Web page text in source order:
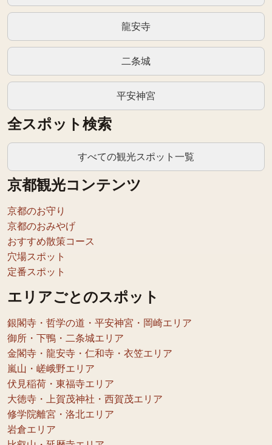
龍安寺
二条城
平安神宮
全スポット検索
すべての観光スポット一覧
京都観光コンテンツ
京都のお守り
京都のおみやげ
おすすめ散策コース
穴場スポット
定番スポット
エリアごとのスポット
銀閣寺・哲学の道・平安神宮・岡崎エリア
御所・下鴨・二条城エリア
金閣寺・龍安寺・仁和寺・衣笠エリア
嵐山・嵯峨野エリア
伏見稲荷・東福寺エリア
大徳寺・上賀茂神社・西賀茂エリア
修学院離宮・洛北エリア
岩倉エリア